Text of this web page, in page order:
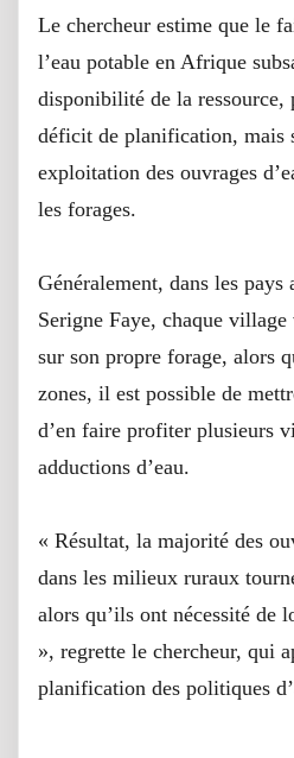
Le chercheur estime que le
l’eau potable en Afrique
disponibilité de la ressource,
déficit de planification, mais
exploitation des ouvrages
les forages.
Généralement, dans les
Serigne Faye, chaque
sur son propre forage, alors
zones, il est possible de
d’en faire profiter plusieurs
adductions d’eau.
« Résultat, la majorité des
dans les milieux ruraux
alors qu’ils ont nécessité de
», regrette le chercheur, qui
planification des politiques